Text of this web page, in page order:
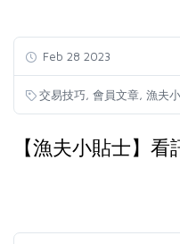
Feb 28 2023
交易技巧 會員文章 漁夫
【漁夫小貼士】